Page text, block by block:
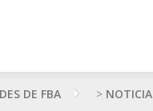
DE FBA >